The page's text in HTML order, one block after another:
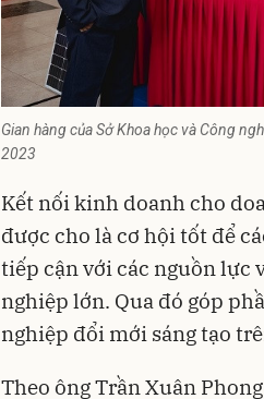
Gian hàng của Sở Khoa học và Công
2023
Kết nối kinh doanh cho
được cho là cơ hội tốt để
tiếp cận với các nguồn lực
nghiệp lớn. Qua đó góp
nghiệp đổi mới sáng tạo
Theo ông Trần Xuân